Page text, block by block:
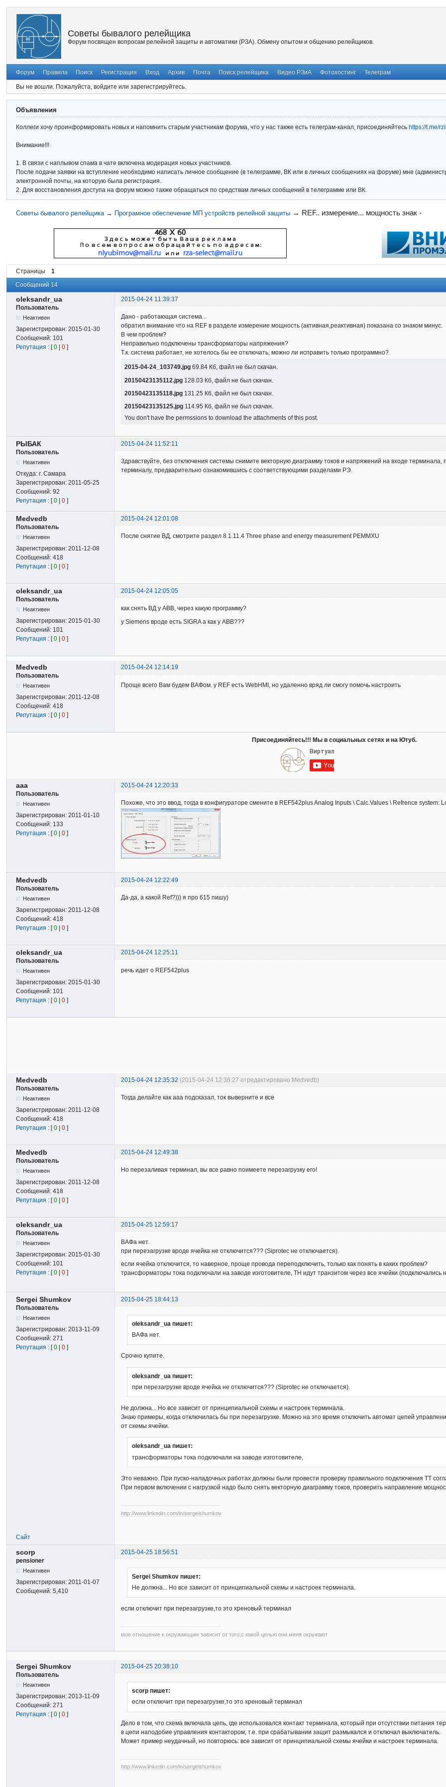
Советы бывалого релейщика
Форум посвящен вопросам релейной защиты и автоматики (РЗА). Обмену опытом и общению релейщиков.
Форум Правила Поиск Регистрация Вход Архив Почта Поиск релейщика Видео РЗиА Фотохостинг Телеграм
Вы не вошли. Пожалуйста, войдите или зарегистрируйтесь.
Объявления
Коллеги хочу проинформировать новых и напомнить старым участникам форума, что у нас также есть телеграм-канал, присоединяйтесь https://t.me/
Внимание!!!
1. В связи с наплывом спама в чате включена модерация новых участников.
После подачи заявки на вступление необходимо написать личное сообщение (в телеграмме, ВК или в личных сообщениях на форуме) мне
электронной почты, на которую была регистрация.
2. Для восстановления доступа на форум можно также обращаться по средствам личных сообщений в телеграмме или ВК.
Советы бывалого релейщика → Програмное обеспечение МП устройств релейной защиты → REF.. измерение... мощность знак -
Страницы
1
Сообщений 14
oleksandr_ua
2015-04-24 11:39:37
Пользователь
Неактивен
Зарегистрирован:2015-01-30
Сообщений: 101
Репутация : [0 |0 ]
Дано - работающая система...
обратил внимание что на REF в разделе измерение мощность (активная,реактивная) показана со знаком минус.
В чем проблем?
Неправильно подключены трансформаторы напряжения?
Т.к. система работает, не хотелось бы ее отключать, можно ли исправить только программно?
2015-04-24_103749.jpg 69.84 Кб, файл не был скачан.
20150423135112.jpg 128.03 Кб, файл не был скачан.
20150423135118.jpg 131.25 Кб, файл не был скачан.
20150423135125.jpg 114.95 Кб, файл не был скачан.
You don't have the permssions to download the attachments of this post.
РЫБАК
2015-04-24 11:52:11
Пользователь
Неактивен
Откуда:г. Самара
Зарегистрирован:2011-05-25
Сообщений:92
Репутация : [0 |0 ]
Здравствуйте, без отключения системы снимите векторную диаграмму токов и напряжений на входе
терминалу, предварительно ознакомившись с соответствующими разделами РЭ.
Medvedb
2015-04-24 12:01:08
Пользователь
Неактивен
Зарегистрирован:2011-12-08
Сообщений:418
Репутация : [0 |0 ]
После снятие ВД, смотрите раздел 8.1.11.4 Three phase and energy measurement PEMMXU
oleksandr_ua
2015-04-24 12:05:05
Пользователь
Неактивен
Зарегистрирован:2015-01-30
Сообщений: 101
Репутация : [0 |0 ]
как снять ВД у ABB, через какую программу?
у Siemens вроде есть SIGRA а как у ABB???
Medvedb
2015-04-24 12:14:19
Пользователь
Неактивен
Зарегистрирован:2011-12-08
Сообщений:418
Репутация : [0 |0 ]
Проще всего Вам будем ВАФом. у REF есть WebHMI, но удаленно вряд ли смогу помочь настроить
Присоединяйтесь!!! Мы в социальных сетях и на Ютуб.
aaa
2015-04-24 12:20:33
Пользователь
Неактивен
Зарегистрирован:2011-01-10
Сообщений: 133
Репутация : [0 |0 ]
Похоже, что это ввод, тогда в конфигураторе смените в REF542plus Analog Inputs \ Calc.Values \ Refrence system:
Medvedb
2015-04-24 12:22:49
Пользователь
Неактивен
Зарегистрирован:2011-12-08
Сообщений:418
Репутация : [0 |0 ]
Да-да, а какой Ref?))) я про 615 пишу)
oleksandr_ua
2015-04-24 12:25:11
Пользователь
Неактивен
Зарегистрирован:2015-01-30
Сообщений: 101
Репутация : [0 |0 ]
речь идет о REF542plus
Medvedb 2015-04-24 12:35:32 (2015-04-24 12:36:27 отредактировано Medvedb)
Пользователь
Неактивен
Зарегистрирован:2011-12-08
Сообщений:418
Репутация : [0 |0 ]
Тогда делайте как aaa подсказал, ток выверните и все
Medvedb
2015-04-24 12:49:38
Пользователь
Неактивен
Зарегистрирован:2011-12-08
Сообщений:418
Репутация : [0 |0 ]
Но перезаливая терминал, вы все равно поимеете перезагрузку его!
oleksandr_ua
2015-04-25 12:59:17
Пользователь
Неактивен
Зарегистрирован:2015-01-30
Сообщений: 101
Репутация : [0 |0 ]
ВАФа нет.
при перезагрузке вроде ячейка не отключится??? (Siprotec не отключается).
если ячейка отключится, то наверное, проще провода переподключить, только как понять в каких проблем?
трансформаторы тока подключали на заводе изготовителе, ТН идут транзитом через все ячейки (подключались
Sergei Shumkov
2015-04-25 18:44:13
Пользователь
Неактивен
Зарегистрирован:2013-11-09
Сообщений:271
Репутация : [0 |0 ]
oleksandr_ua пишет:
ВАФа нет.
Срочно купите.
oleksandr_ua пишет:
при перезагрузке вроде ячейка не отключится??? (Siprotec не отключается).
Не должна... Но все зависит от принципиальной схемы и настроек терминала.
Знаю примеры, когда отключилась бы при перезагрузке. Можно на это время отключить автомат цепей
от схемы ячейки.
oleksandr_ua пишет:
трансформаторы тока подключали на заводе изготовителе,
Это неважно. При пуско-наладочных работах должны были провести проверку правильного подключения ТТ
При первом включении с нагрузкой надо было снять векторную диаграмму токов, проверить направление
http://www.linkedin.com/in/sergeishumkov
Сайт
scorp
2015-04-25 18:56:51
pensioner
Неактивен
Зарегистрирован:2011-01-07
Сообщений:5,410
Sergei Shumkov пишет:
Не должна... Но все зависит от принципиальной схемы и настроек терминала.
если отключит при перезагрузке,то это хреновый терминал
мое отношение к окружающим зависит от того,с какой целью они меня окружают
Sergei Shumkov
2015-04-25 20:38:10
Пользователь
Неактивен
Зарегистрирован:2013-11-09
Сообщений:271
Репутация : [0 |0 ]
scorp пишет:
если отключит при перезагрузке,то это хреновый терминал
Дело в том, что схема включала цепь, где использовался контакт терминала, который при отсутствии питания
в цепи наподобие управления контактором, т.е. при срабатывании защит размыкался и отключал выключатель.
Может пример неудачный, но повторюсь: все зависит от принципиальной схемы ячейки и настроек терминала.
http://www.linkedin.com/in/sergeishumkov